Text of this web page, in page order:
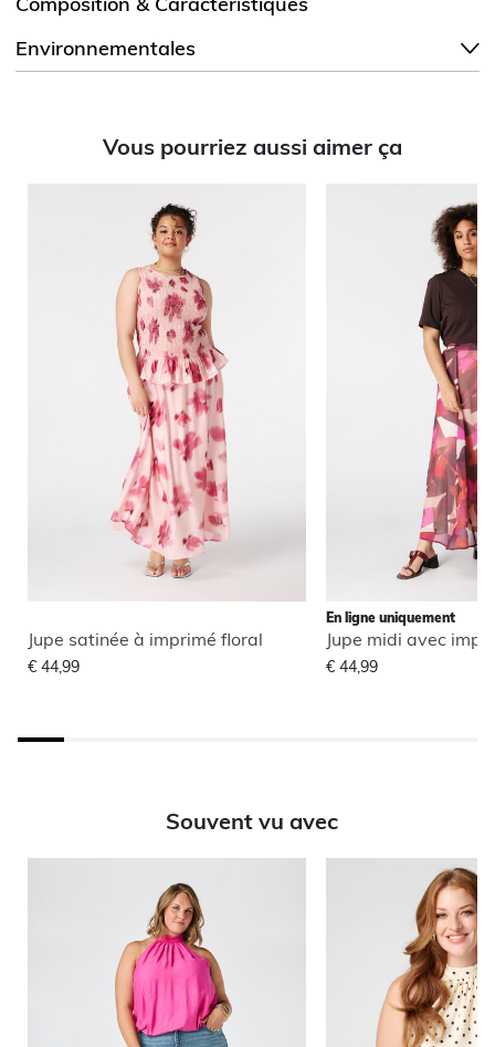
Environnementales
Vous pourriez aussi aimer ça
Jupe satinée à imprimé floral
€ 44,99
En ligne uniquement
Jupe midi avec
€ 44,99
Souvent vu avec